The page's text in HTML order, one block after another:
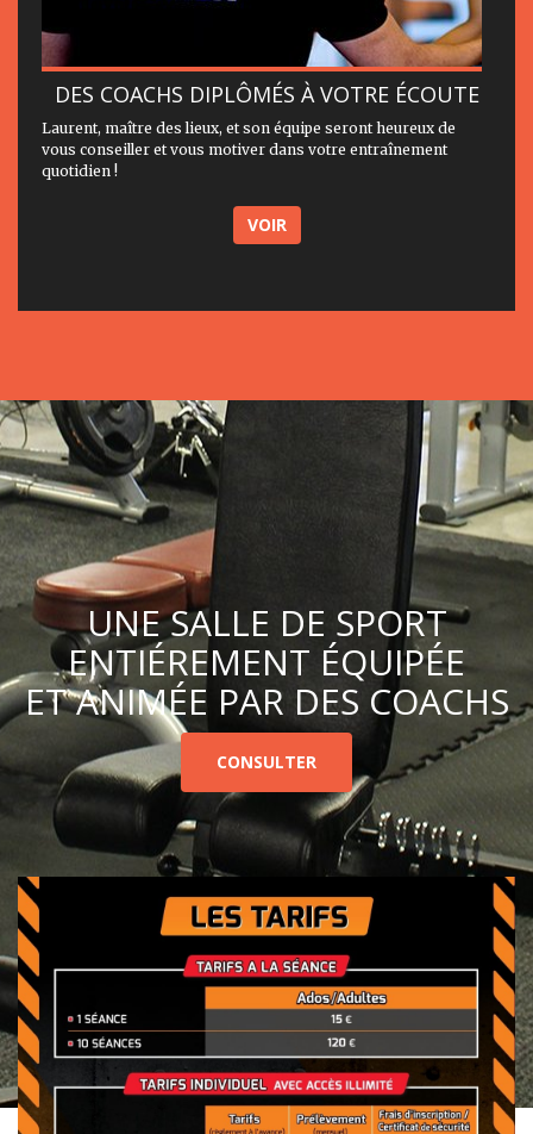
DES COACHS DIPLÔMÉS À VOTRE ÉCOUTE
Laurent, maître des lieux, et son équipe seront heureux de
vous conseiller et vous motiver dans votre entraînement
quotidien !
VOIR
UNE SALLE DE SPORT
ENTIÉREMENT ÉQUIPÉE
ET ANIMÉE PAR DES COACHS
CONSULTER